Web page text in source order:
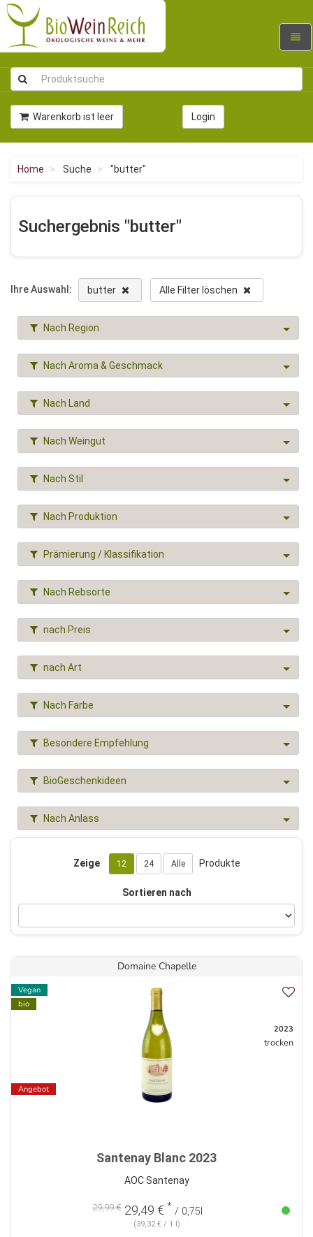
Warenkorb ist leer Login
Home Suche "butter"
Suchergebnis "butter"
Ihre Auswahl: butter Alle Filter löschen
Nach Region
Nach Aroma & Geschmack
Nach Land
Nach Weingut
Nach Stil
Nach Produktion
Prämierung / Klassifikation
Nach Rebsorte
nach Preis
nach Art
Nach Farbe
Besondere Empfehlung
BioGeschenkideen
Nach Anlass
Zeige 12 24 Alle Produkte
Sortieren nach
Domaine Chapelle
Vegan
bio
Angebot
2023
trocken
Santenay Blanc 2023
AOC Santenay
29,99 € 29,49 € * / 0,75l
(39,32 € / 1 l)